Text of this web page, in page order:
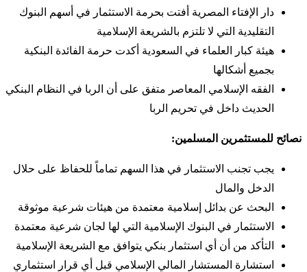
دار الإفتاء المصرية أفتت بحرمة الاستثمار في أسهم البنوك
التقليدية التي لا تلتزم بالشريعة الإسلامية
هيئة كبار العلماء في السعودية أكدت حرمة الفائدة البنكية
بجميع أشكالها
الفقه الإسلامي المعاصر متفق على أن الربا في النظام البنكي
الحديث داخل في تحريم الربا
نصائح للمستثمرين المسلمين:
يجب تجنب الاستثمار في هذا السهم تماماً للحفاظ على حلال
الدخل والمال
البحث عن بدائل إسلامية معتمدة من هيئات شرعية موثوقة
الاستثمار في البنوك الإسلامية التي لها لجان شرعية معتمدة
التأكد من أن أي استثمار بنكي يتوافق مع الشريعة الإسلامية
استشارة المستشار المالي الإسلامي قبل أي قرار استثماري